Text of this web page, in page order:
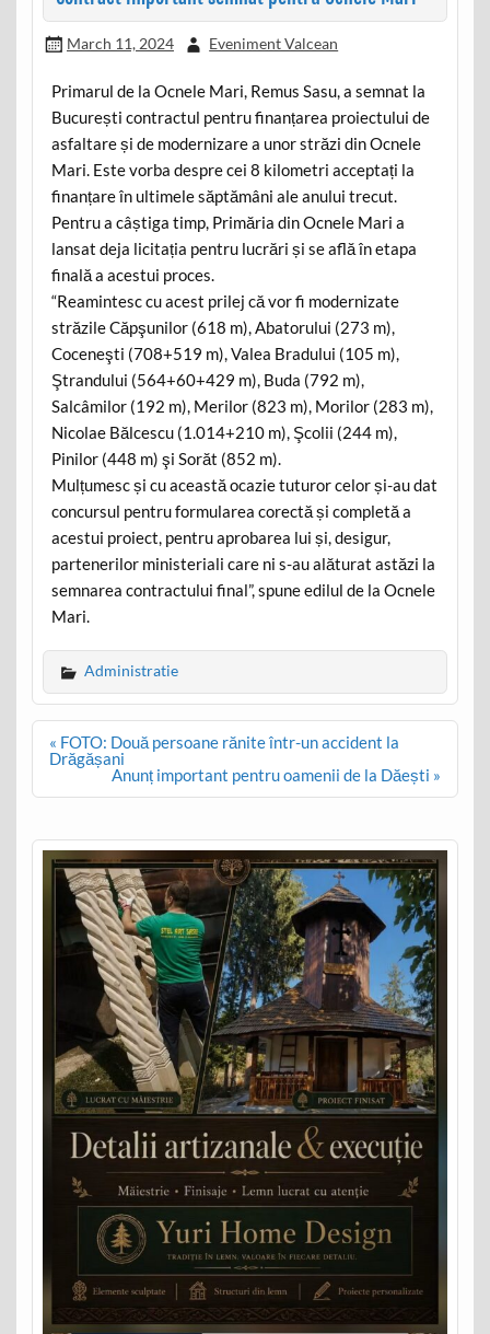
March 11, 2024 Eveniment Valcean
Primarul de la Ocnele Mari, Remus Sasu, a semnat la
București contractul pentru finanțarea proiectului de
asfaltare și de modernizare a unor străzi din Ocnele
Mari. Este vorba despre cei 8 kilometri acceptați la
finanțare în ultimele săptămâni ale anului trecut.
Pentru a câștiga timp, Primăria din Ocnele Mari a
lansat deja licitația pentru lucrări și se află în etapa
finală a acestui proces.
“Reamintesc cu acest prilej că vor fi modernizate
străzile Căpşunilor (618 m), Abatorului (273 m),
Coceneşti (708+519 m), Valea Bradului (105 m),
Ştrandului (564+60+429 m), Buda (792 m),
Salcâmilor (192 m), Merilor (823 m), Morilor (283 m),
Nicolae Bălcescu (1.014+210 m), Şcolii (244 m),
Pinilor (448 m) şi Sorăt (852 m).
Mulțumesc și cu această ocazie tuturor celor și-au dat
concursul pentru formularea corectă și completă a
acestui proiect, pentru aprobarea lui și, desigur,
partenerilor ministeriali care ni s-au alăturat astăzi la
semnarea contractului final”, spune edilul de la Ocnele
Mari.
Administratie
Post
navigation
« FOTO: Două persoane rănite într-un accident la
Drăgășani
Anunț important pentru oamenii de la Dăești »